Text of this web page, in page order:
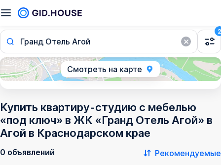
Гранд Отель Агой
2
Смотреть на карте
Купить квартиру-студию с мебелью
«под ключ» в ЖК «Гранд Отель Агой» в
Агой в Краснодарском крае
0 объявлений Рекомендуемые